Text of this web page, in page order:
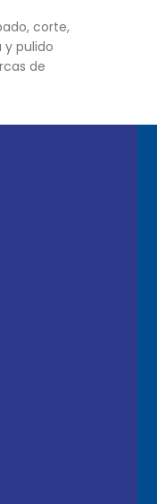
corte,
y pulido
de